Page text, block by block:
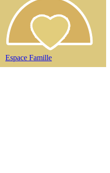
Espace Famille